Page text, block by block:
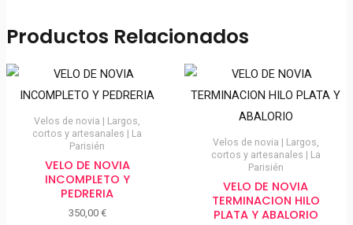
Productos Relacionados
Velos de novia | Largos,
cortos y artesanales | La
Parisién
VELO DE NOVIA
INCOMPLETO Y
PEDRERIA
350,00 €
Velos de novia | Largos,
cortos y artesanales | La
Parisién
VELO DE NOVIA
TERMINACION HILO
PLATA Y ABALORIO